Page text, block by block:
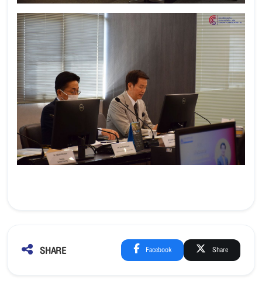
SHARE Facebook Share